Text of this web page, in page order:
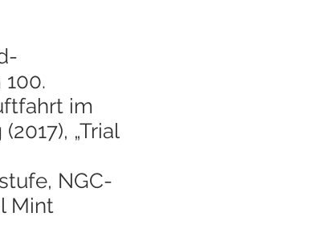
im
„Trial
NGC-
Mint